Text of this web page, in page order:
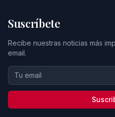
Suscríbete
Recibe nuestras noticias más
email.